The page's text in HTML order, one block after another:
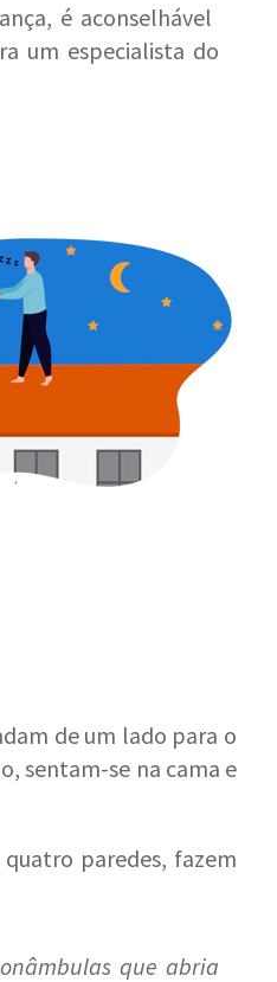
é aconselhável
um especialista do
de um lado para o
sentam-se na cama e
paredes, fazem
que abria